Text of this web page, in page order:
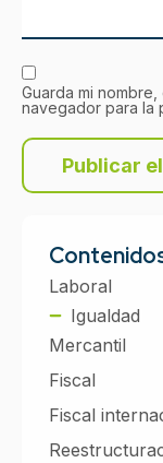
Guarda mi
navegador para la
Laboral
Igualdad
Mercantil
Fiscal
Fiscal